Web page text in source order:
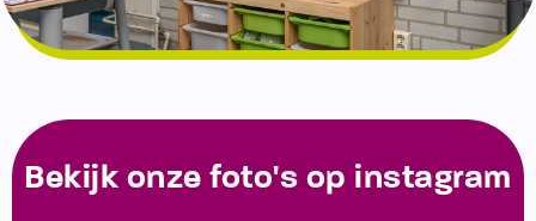
Bekijk onze foto's op instagram